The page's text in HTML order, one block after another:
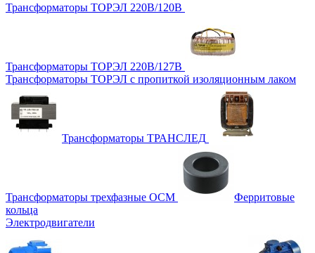
Трансформаторы ТОРЭЛ 220В/120В
Трансформаторы ТОРЭЛ 220В/127В
Трансформаторы ТОРЭЛ с пропиткой изоляционным лаком
Трансформаторы ТРАНСЛЕД
Трансформаторы трехфазные ОСМ
Ферритовые
кольца
Электродвигатели